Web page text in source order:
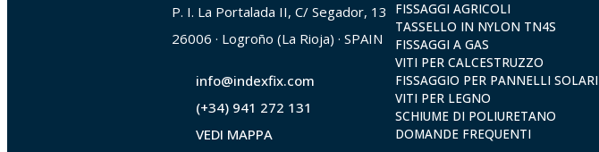
P. I. La Portalada II, C/ Segador, 13
26006 · Logroño (La Rioja) · SPAIN
info@indexfix.com
(+34) 941 272 131
VEDI MAPPA
FISSAGGI AGRICOLI
TASSELLO IN NYLON TN4S
FISSAGGI A GAS
VITI PER CALCESTRUZZO
FISSAGGIO PER PANNELLI SOLARI
VITI PER LEGNO
SCHIUME DI POLIURETANO
DOMANDE FREQUENTI